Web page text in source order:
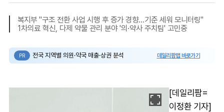
복지부 "구조 전환 사업 시행 후 증가 경향…기준 세워 모니터링"
1차의료 혁신, 다제 약물 관리 분야 '의·약사 주치팀' 고민중
PR 전국 지역별 의원·약국 매출·상권 분석 데일리팜맵 바로가기
[데일리팜=
이정환 기자]